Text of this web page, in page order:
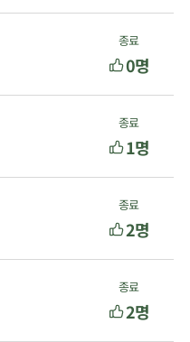
종료
0명
종료
1명
종료
2명
종료
2명